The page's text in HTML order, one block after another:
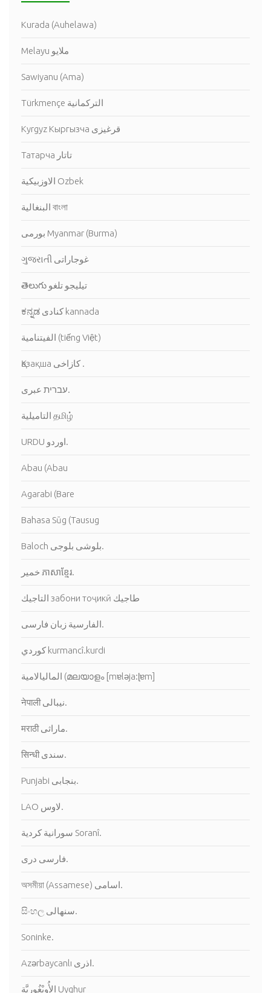
Kurada (Auhelawa)
Melayu ملايو
Sawiyanu (Ama)
Türkmençe التركمانية
Kyrgyz Кыргызча قرغيزى
Татарча تاتار
الاوزبيكية Ozbek
البنغالية বাংলা
بورمى Myanmar (Burma)
ગુજરાતી غوجاراتى
తెలుగు تيليجو تلغو
ಕನ್ನಡ كنادى kannada
الفيتنامية (tiếng Việt)
Қазақша كازاخى .
עברית عبرى.
التاميلية தமிழ்
URDU اوردو.
Abau (Abau
Agarabi (Bare
Bahasa Sūg (Tausug
Baloch بلوشى بلوجى.
خمير ភាសាខ្មែរ.
التاجيك забони тоҷикӣ طاجيك
الفارسية زبان فارسی.
كوردي kurmancî.kurdi
नेपाली نيبالى.
मराठी ماراثى.
सिन्धी سندى.
Punjabi بنجابى.
LAO لاوس.
سورانية كردية Soranî.
فارسى درى.
অসমীয়া (Assamese) اسامى.
සිංහල سنهالى.
Soninke.
Azərbaycanlı اذرى.
الأُويْغُورِيَّة Uyghur